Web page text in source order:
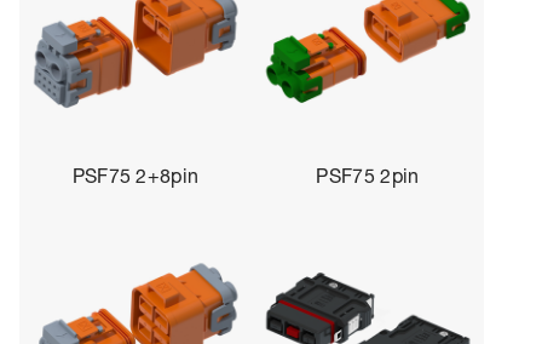
PSF75 2+8pin PSF75 2pin